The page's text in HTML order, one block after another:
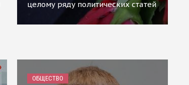
целому ряду политических статей
ОБЩЕСТВО